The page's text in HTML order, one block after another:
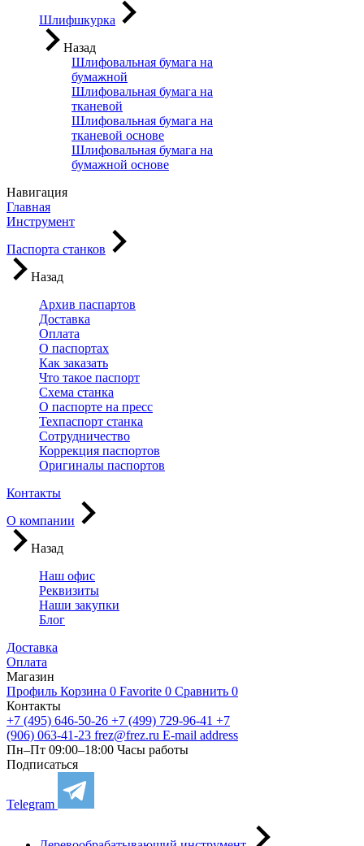
Шлифшкурка
Назад
Шлифовальная бумага на
бумажной
Шлифовальная бумага на
тканевой
Шлифовальная бумага на
тканевой основе
Шлифовальная бумага на
бумажной основе
Навигация
Главная
Инструмент
Паспорта станков
Назад
Архив паспартов
Доставка
Оплата
О паспортах
Как заказать
Что такое паспорт
Схема станка
О паспорте на пресс
Техпаспорт станка
Сотрудничество
Коррекция паспортов
Оригиналы паспортов
Контакты
О компании
Назад
Наш офис
Реквизиты
Наши закупки
Блог
Доставка
Оплата
Магазин
Профиль Корзина 0 Favorite 0 Сравнить 0
Контакты
+7 (495) 646-50-26 +7 (499) 729-96-41 +7
(906) 063-41-23 frez@frez.ru E-mail address
Пн–Пт 09:00–18:00 Часы работы
Подписаться
Telegram